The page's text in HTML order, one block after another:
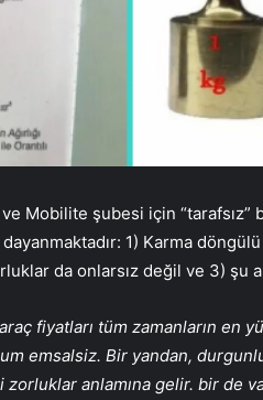
Mobilite şubesi için “tarafsız”
1) Karma
da onlarsız değil ve 3) şu
fiyatları tüm zamanların en
emsalsiz. Bir yandan,
anlamına gelir. bir de